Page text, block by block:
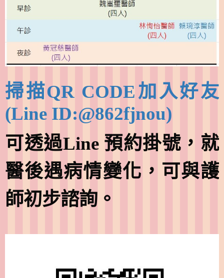
掃描QR CODE加入好友
(Line ID:@862fjnou)
可透過Line 預約掛號，就
醫後遇病情變化，可與護
師初步諮詢。